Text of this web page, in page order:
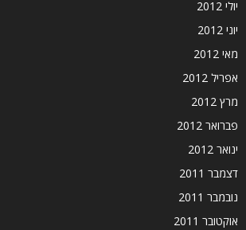
יולי 2012
יוני 2012
מאי 2012
אפריל 2012
מרץ 2012
פברואר 2012
ינואר 2012
דצמבר 2011
נובמבר 2011
אוקטובר 2011